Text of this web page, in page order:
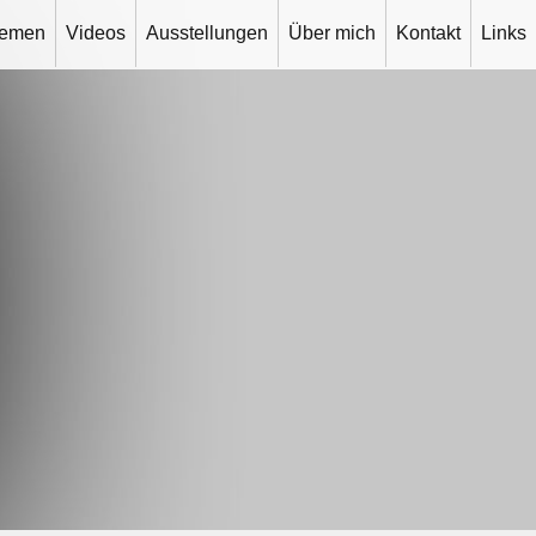
Videos Ausstellungen Über mich Kontakt Links